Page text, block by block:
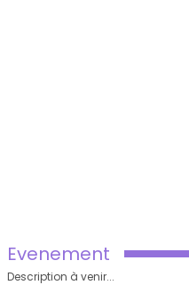
Evenement
Description à venir...